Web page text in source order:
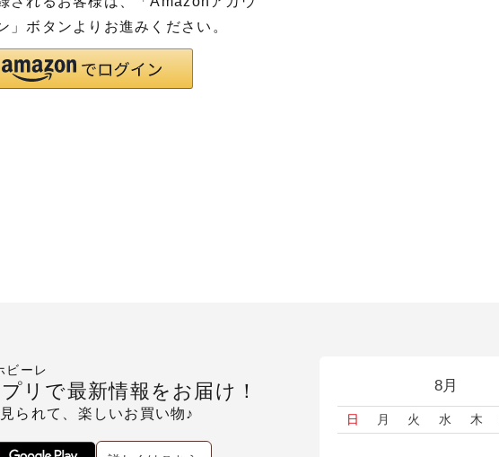
」ボタンよりお進みください。
8月
日 月 火 水 木
ビーレ
リで最新情報をお届け！
られて、楽しいお買い物♪